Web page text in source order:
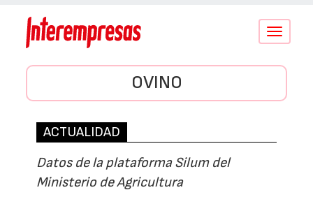
Conmutar
OVINO
ACTUALIDAD
Datos de la plataforma Silum del
Ministerio de Agricultura